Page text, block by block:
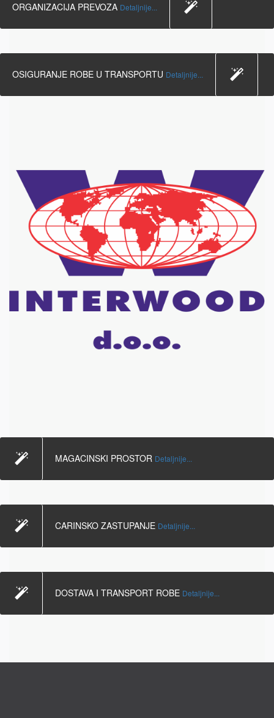
ORGANIZACIJA PREVOZA Detaljnije...
OSIGURANJE ROBE U TRANSPORTU Detaljnije...
MAGACINSKI PROSTOR Detaljnije...
CARINSKO ZASTUPANJE Detaljnije...
DOSTAVA I TRANSPORT ROBE Detaljnije...